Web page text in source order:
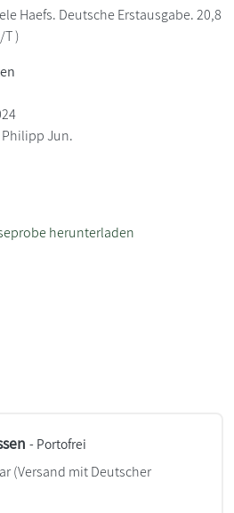
Haefs. Deutsche Erstausgabe. 20,8
)
Philipp Jun.
herunterladen
- Portofrei
(Versand mit Deutscher